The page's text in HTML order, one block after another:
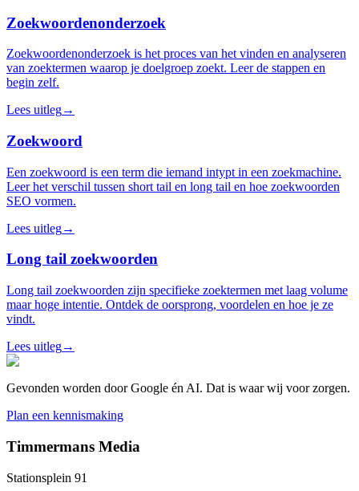
Zoekwoordenonderzoek
Zoekwoordenonderzoek is het proces van het vinden en analyseren
van zoektermen waarop je doelgroep zoekt. Leer de stappen en
begin zelf.
Lees uitleg→
Zoekwoord
Een zoekwoord is een term die iemand intypt in een zoekmachine.
Leer het verschil tussen short tail en long tail en hoe zoekwoorden
SEO vormen.
Lees uitleg→
Long tail zoekwoorden
Long tail zoekwoorden zijn specifieke zoektermen met laag volume
maar hoge intentie. Ontdek de oorsprong, voordelen en hoe je ze
vindt.
Lees uitleg→
Gevonden worden door Google én AI. Dat is waar wij voor zorgen.
Plan een kennismaking
Timmermans Media
Stationsplein 91